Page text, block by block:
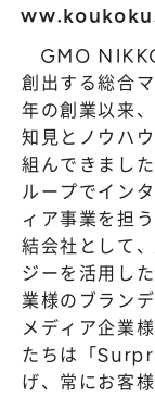
GMO NIKKO
創出する総合
年の創業以来
知見とノウハ
組んできまし
ループでイン
ィア事業を担
結会社として
ジーを活用し
業様のブラン
メディア企業
たちは「
げ、常にお客